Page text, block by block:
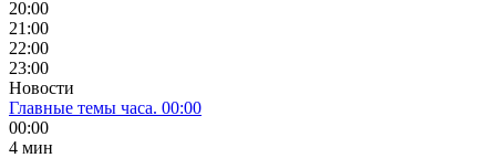
20:00
21:00
22:00
23:00
Новости
Главные темы часа. 00:00
00:00
4 мин